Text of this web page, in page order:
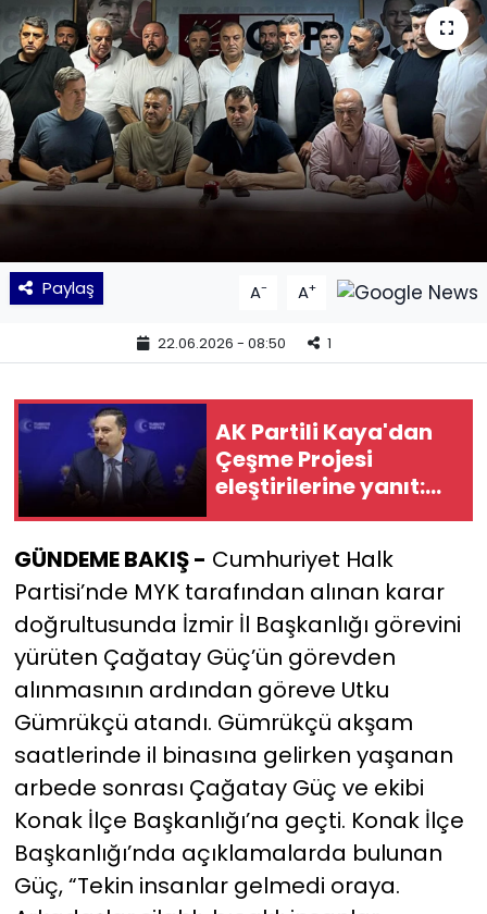
Paylaş A- A+
22.06.2026 - 08:50 1
AK Partili Kaya'dan
Çeşme Projesi
eleştirilerine yanıt:
Sizin alternatifiniz
GÜNDEME BAKIŞ - Cumhuriyet Halk
Partisi’nde MYK tarafından alınan karar
doğrultusunda İzmir İl Başkanlığı görevini
yürüten Çağatay Güç’ün görevden
alınmasının ardından göreve Utku
Gümrükçü atandı. Gümrükçü akşam
saatlerinde il binasına gelirken yaşanan
arbede sonrası Çağatay Güç ve ekibi
Konak İlçe Başkanlığı’na geçti. Konak İlçe
Başkanlığı’nda açıklamalarda bulunan
Güç, “Tekin insanlar gelmedi oraya.
POLİTİKA
SAĞLIK
Siyaset
SPOR
TEKNOLOJİ
Yaşam
YEREL POLİTİKA
YEREL YÖNETİMLER
Yurt